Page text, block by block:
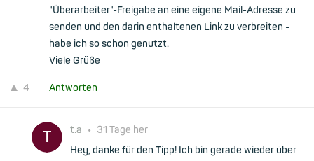
"Überarbeiter"-Freigabe an eine eigene Mail-Adresse zu
senden und den darin enthaltenen Link zu verbreiten -
habe ich so schon genutzt.
Viele Grüße
4 Antworten
t.a • 31 Tage her
Hey, danke für den Tipp! Ich bin gerade wieder über